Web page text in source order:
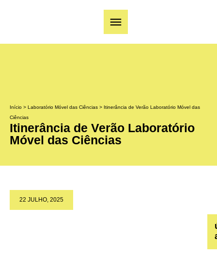
Início > Laboratório Móvel das Ciências > Itinerância de Verão Laboratório Móvel das
Ciências
Itinerância de Verão Laboratório
Móvel das Ciências
22 JULHO, 2025